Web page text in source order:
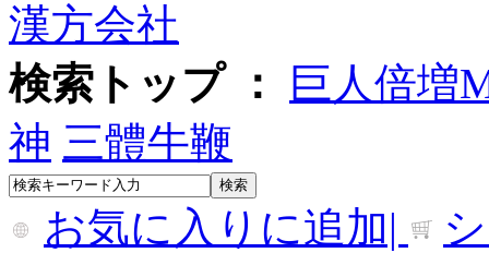
漢方会社
検索トップ ：
巨人倍増
神 三體牛鞭
お気に入りに追加|